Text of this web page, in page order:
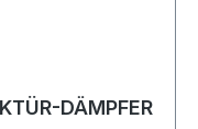
DÄMPFER